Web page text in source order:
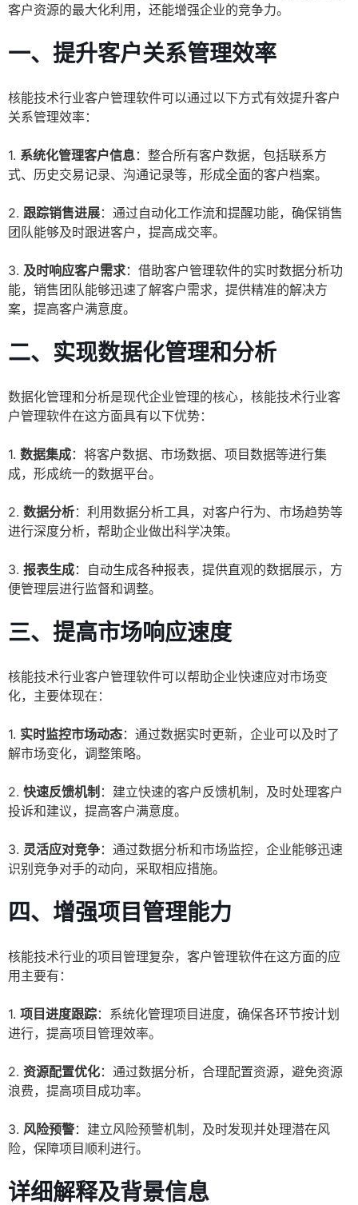
客户资源的最大化利用，还能增强企业的竞争力。
一、提升客户关系管理效率
核能技术行业客户管理软件可以通过以下方式有效提升客户
关系管理效率：
1. 系统化管理客户信息：整合所有客户数据，包括联系方
式、历史交易记录、沟通记录等，形成全面的客户档案。
2. 跟踪销售进展：通过自动化工作流和提醒功能，确保销售
团队能够及时跟进客户，提高成交率。
3. 及时响应客户需求：借助客户管理软件的实时数据分析功
能，销售团队能够迅速了解客户需求，提供精准的解决方
案，提高客户满意度。
二、实现数据化管理和分析
数据化管理和分析是现代企业管理的核心，核能技术行业客
户管理软件在这方面具有以下优势：
1. 数据集成：将客户数据、市场数据、项目数据等进行集
成，形成统一的数据平台。
2. 数据分析：利用数据分析工具，对客户行为、市场趋势等
进行深度分析，帮助企业做出科学决策。
3. 报表生成：自动生成各种报表，提供直观的数据展示，方
便管理层进行监督和调整。
三、提高市场响应速度
核能技术行业客户管理软件可以帮助企业快速应对市场变
化，主要体现在：
1. 实时监控市场动态：通过数据实时更新，企业可以及时了
解市场变化，调整策略。
2. 快速反馈机制 ：建立快速的客户反馈机制，及时处理客户
投诉和建议，提高客户满意度。
3. 灵活应对竞争：通过数据分析和市场监控，企业能够迅速
识别竞争对手的动向，采取相应措施。
四、增强项目管理能力
核能技术行业的项目管理复杂，客户管理软件在这方面的应
用主要有：
1. 项目进度跟踪：系统化管理项目进度，确保各环节按计划
进行，提高项目管理效率。
2. 资源配置优化：通过数据分析，合理配置资源，避免资源
浪费，提高项目成功率。
3. 风险预警：建立风险预警机制，及时发现并处理潜在风
险，保障项目顺利进行。
详细解释及背景信息